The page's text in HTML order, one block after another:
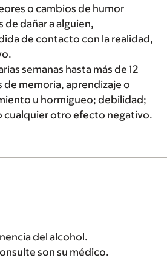
o cambios de humor
dañar a alguien,
de contacto con la realidad,
semanas hasta más de 12
de memoria, aprendizaje o
u hormigueo; debilidad;
cualquier otro efecto negativo.
del alcohol.
son su médico.